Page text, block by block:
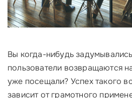
Вы когда-нибудь
пользователи возвращаются
уже посещали? Успех такого
зависит от грамотного